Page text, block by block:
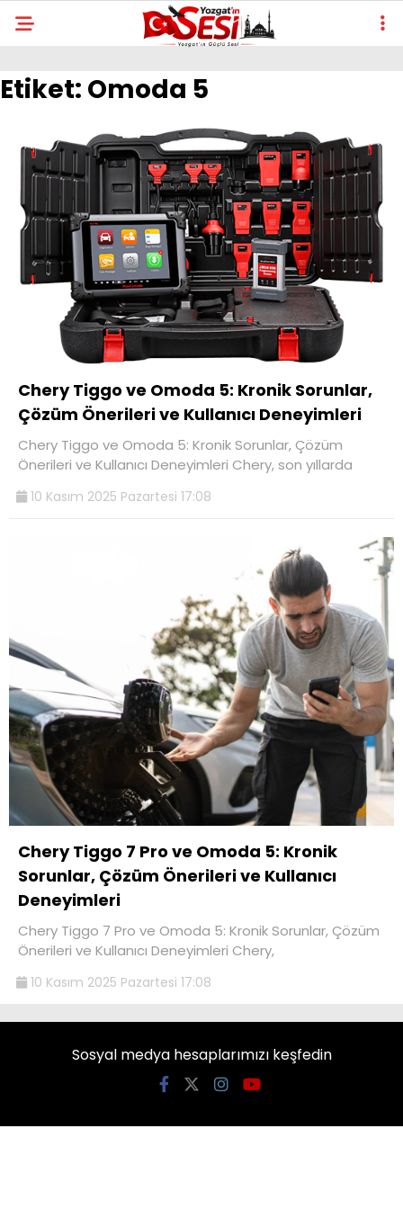
Etiket: Omoda 5
Chery Tiggo ve Omoda 5: Kronik Sorunlar,
Çözüm Önerileri ve Kullanıcı Deneyimleri
Chery Tiggo ve Omoda 5: Kronik Sorunlar, Çözüm
Önerileri ve Kullanıcı Deneyimleri Chery, son yıllarda
10 Kasım 2025 Pazartesi 17:08
Chery Tiggo 7 Pro ve Omoda 5: Kronik
Sorunlar, Çözüm Önerileri ve Kullanıcı
Deneyimleri
Chery Tiggo 7 Pro ve Omoda 5: Kronik Sorunlar, Çözüm
Önerileri ve Kullanıcı Deneyimleri Chery,
10 Kasım 2025 Pazartesi 17:08
Sosyal medya hesaplarımızı keşfedin